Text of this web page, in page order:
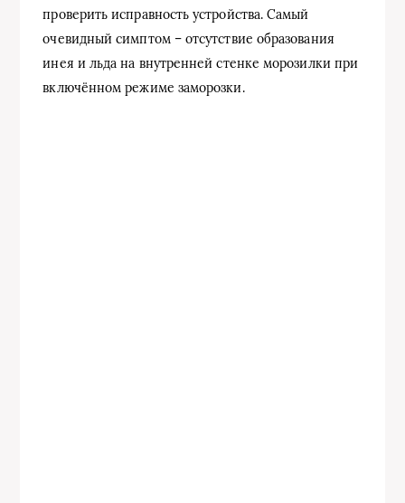
проверить исправность устройства. Самый
очевидный симптом – отсутствие образования
инея и льда на внутренней стенке морозилки при
включённом режиме заморозки.